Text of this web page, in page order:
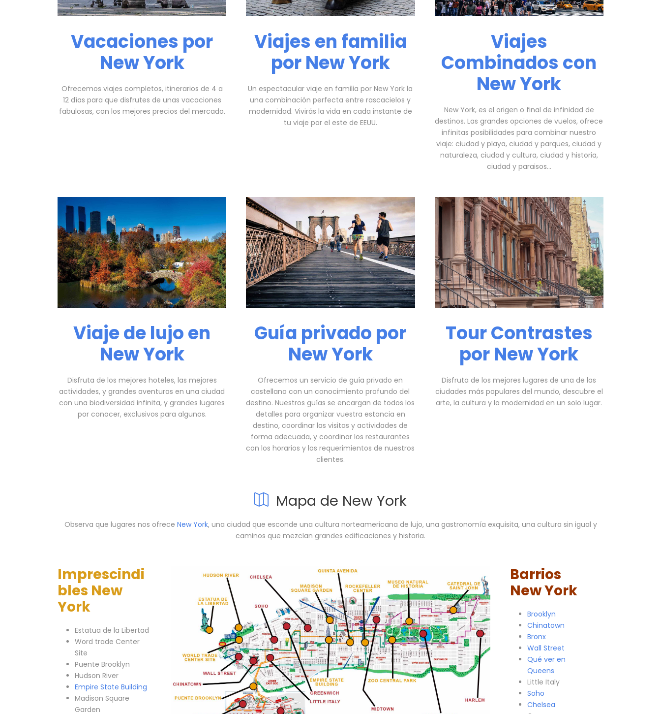
Vacaciones por
New York
Ofrecemos viajes completos, itinerarios de 4 a
12 días para que disfrutes de unas vacaciones
fabulosas, con los mejores precios del mercado.
Viajes en familia
por New York
Un espectacular viaje en familia por New York la
una combinación perfecta entre rascacielos y
modernidad. Vivirás la vida en cada instante de
tu viaje por el este de EEUU.
Viajes
Combinados con
New York
New York, es el origen o final de infinidad de
destinos. Las grandes opciones de vuelos, ofrece
infinitas posibilidades para combinar nuestro
viaje: ciudad y playa, ciudad y parques, ciudad y
naturaleza, ciudad y cultura, ciudad y historia,
ciudad y paraisos…
Viaje de lujo en
New York
Disfruta de los mejores hoteles, las mejores
actividades, y grandes aventuras en una ciudad
con una biodiversidad infinita, y grandes lugares
por conocer, exclusivos para algunos.
Guía privado por
New York
Ofrecemos un servicio de guía privado en
castellano con un conocimiento profundo del
destino. Nuestros guías se encargan de todos los
detalles para organizar vuestra estancia en
destino, coordinar las visitas y actividades de
forma adecuada, y coordinar los restaurantes
con los horarios y los requerimientos de nuestros
clientes.
Tour Contrastes
por New York
Disfruta de los mejores lugares de una de las
ciudades más populares del mundo, descubre el
arte, la cultura y la modernidad en un solo lugar.
Mapa de New York
Observa que lugares nos ofrece New York, una ciudad que esconde una cultura norteamericana de lujo, una gastronomía exquisita, una cultura sin igual y
caminos que mezclan grandes edificaciones y historia.
Imprescindi
bles New
York
Estatua de la Libertad
Word trade Center
Site
Puente Brooklyn
Hudson River
Empire State Building
Madison Square
Garden
Barrios
New York
Brooklyn
Chinatown
Bronx
Wall Street
Qué ver en
Queens
Little Italy
Soho
Chelsea